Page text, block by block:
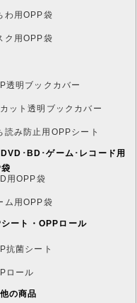
わ用OPP袋
ク用OPP袋
透明ブックカバー
ット透明ブックカバー
読み防止用OPPシート
･BD･ゲーム･レコード用
用OPP袋
ム用OPP袋
ート・OPPロール
抗菌シート
ロール
の商品